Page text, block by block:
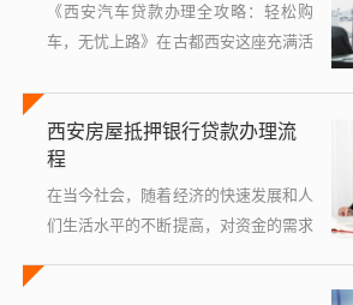
《西安汽车贷款办理全攻略：轻松购
车，无忧上路》在古都西安这座充满活
贷款的方式购买心仪的汽车，面对琳琅
满目...
西安房屋抵押银行贷款办理流
程
在当今社会，随着经济的快速发展和人
们生活水平的不断提高，对资金的需求